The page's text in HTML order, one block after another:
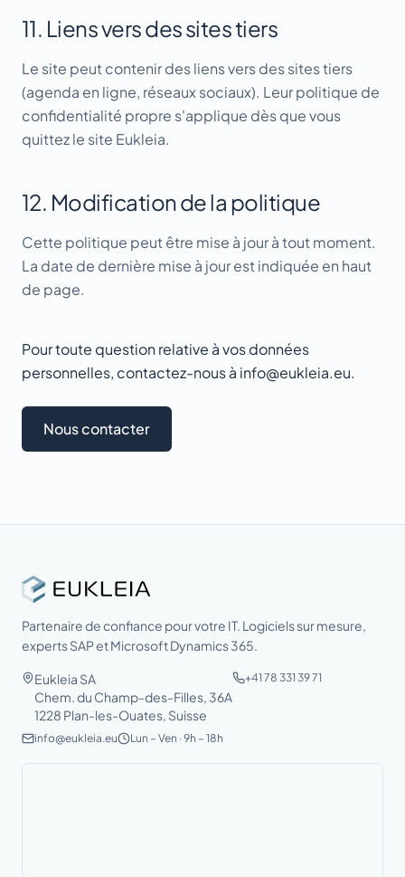
11. Liens vers des sites tiers
Le site peut contenir des liens vers des sites tiers
(agenda en ligne, réseaux sociaux). Leur politique de
confidentialité propre s'applique dès que vous
quittez le site Eukleia.
12. Modification de la politique
Cette politique peut être mise à jour à tout moment.
La date de dernière mise à jour est indiquée en haut
de page.
Pour toute question relative à vos données
personnelles, contactez-nous à info@eukleia.eu.
Nous contacter
Partenaire de confiance pour votre IT. Logiciels sur mesure,
experts SAP et Microsoft Dynamics 365.
Eukleia SA
Chem. du Champ-des-Filles, 36A
1228 Plan-les-Ouates, Suisse
+41 78 331 39 71
info@eukleia.eu Lun – Ven · 9h – 18h